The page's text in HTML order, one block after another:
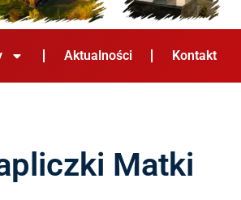
Aktualności Kontakt
Matki